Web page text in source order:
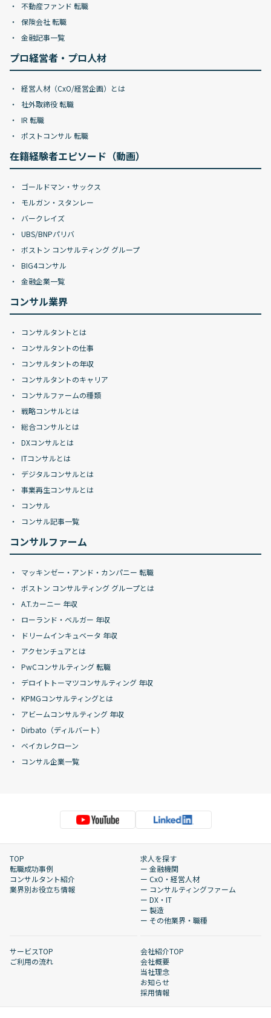
不動産ファンド 転職
保険会社 転職
金融記事一覧
プロ経営者・プロ人材
経営人材（CxO/経営企画）とは
社外取締役 転職
IR 転職
ポストコンサル 転職
在籍経験者エピソード（動画）
ゴールドマン・サックス
モルガン・スタンレー
バークレイズ
UBS/BNPパリバ
ボストン コンサルティング グループ
BIG4コンサル
金融企業一覧
コンサル業界
コンサルタントとは
コンサルタントの仕事
コンサルタントの年収
コンサルタントのキャリア
コンサルファームの種類
戦略コンサルとは
総合コンサルとは
DXコンサルとは
ITコンサルとは
デジタルコンサルとは
事業再生コンサルとは
コンサル
コンサル記事一覧
コンサルファーム
マッキンゼー・アンド・カンパニー 転職
ボストン コンサルティング グループとは
A.T.カーニー 年収
ローランド・ベルガー 年収
ドリームインキュベータ 年収
アクセンチュアとは
PwCコンサルティング 転職
デロイトトーマツコンサルティング 年収
KPMGコンサルティングとは
アビームコンサルティング 年収
Dirbato（ディルバート）
ベイカレクローン
コンサル企業一覧
TOP
転職成功事例
コンサルタント紹介
業界別お役立ち情報
求人を探す
ー 金融機関
ー CxO・経営人材
ー コンサルティングファーム
ー DX・IT
ー 製造
ー その他業界・職種
サービスTOP
ご利用の流れ
会社紹介TOP
会社概要
当社理念
お知らせ
採用情報